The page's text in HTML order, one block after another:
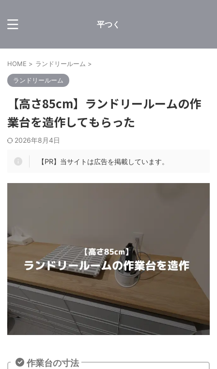
平つく
HOME > ランドリールーム >
ランドリールーム
【高さ85cm】ランドリールームの作
業台を造作してもらった
2026年8月4日
【PR】当サイトは広告を掲載しています。
作業台の寸法